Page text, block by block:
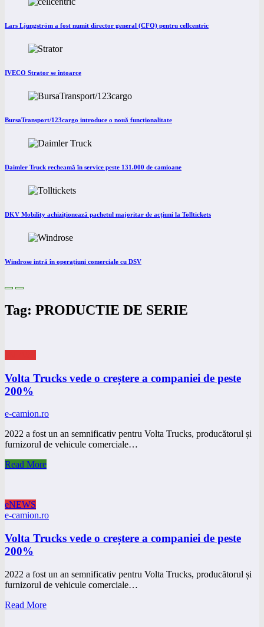
Lars Ljungström a fost numit director general (CFO) pentru cellcentric
IVECO Strator se întoarce
BursaTransport/123cargo introduce o nouă funcționalitate
Daimler Truck recheamă în service peste 131.000 de camioane
DKV Mobility achiziționează pachetul majoritar de acțiuni la Tolltickets
Windrose intră în operațiuni comerciale cu DSV
Tag: PRODUCTIE DE SERIE
Volta Trucks vede o creștere a companiei de peste
200%
e-camion.ro
2022 a fost un an semnificativ pentru Volta Trucks, producătorul și
furnizorul de vehicule comerciale…
Read More
eNEWS
e-camion.ro
Volta Trucks vede o creștere a companiei de peste
200%
2022 a fost un an semnificativ pentru Volta Trucks, producătorul și
furnizorul de vehicule comerciale…
Read More